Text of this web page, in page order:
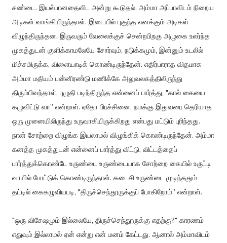
சண்டை. இயல்பானதைவிட அன்று கூடுதல். அம்மா அப்பாவிடம் நிறைய
அடிகள் வாங்கியிருந்தாள். இடையில் புகுந்த எனக்கும் அடிகள்
விழுந்திருந்தன. இருவரும் வேலைக்குச் சென்றபிறகு அழுகை உலர்ந்த
முகத்துடன் குளிக்காமலேயே சோர்வும், நடுக்கமும், இன்னும் உடலில்
மிச்சமிருக்க, விளையாடிக் கொண்டிருந்தேன். எதிர்பாராத விதமாக
அம்மா மதியம் பன்னிரண்டு மணிக்கே அலுவலகத்திலிருந்து
திரும்பிவந்தாள். புழுதி படிந்திருந்த என்னைப் பார்த்து, "கால் கையை
கழுவிட்டு வா” என்றாள். ஏதோ பிரச்சினை, நமக்கு இதுவரை தெரியாத
ஒரு முனையிலிருந்து உருவாகியிருக்கிறது என்பது மட்டும் புரிந்தது.
நான் சோற்றை விழுங்க இயலாமல் விழுங்கிக் கொண்டிருந்தேன். அம்மா
கனத்த முகத்துடன் என்னைப் பார்த்து விட்டு, விட்டத்தைப்
பார்த்துக்கொண்டே உருண்டை உருண்டையாக சோற்றை கையில் உருட்டி
வாயில் போட்டுக் கொண்டிருந்தாள். கடைசி உருண்டை முடிந்ததும்
தட்டில் கைகழுவியபடி, "திருச்செந்தூருக்குப் போகிறோம்” என்றாள்.
"ஒரு விசேஷமும் இல்லையே, திருச்செந்தூருக்கு எதற்கு?" காரணம்
எதுவும் இல்லாமல் ஏன் என்று என் மனம் கேட்டது. ஆனால் அம்மாவிடம்